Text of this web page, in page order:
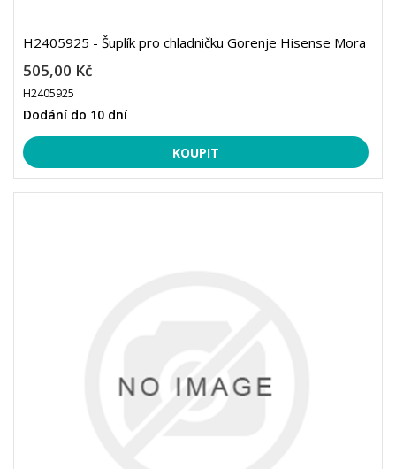
H2405925 - Šuplík pro chladničku Gorenje Hisense Mora
505,00 Kč
H2405925
Dodání do 10 dní